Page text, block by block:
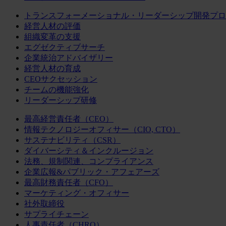
トランスフォーメーショナル・リーダーシップ開発プ
経営人材の評価
組織変革の支援
エグゼクティブサーチ
企業統治アドバイザリー
経営人材の育成
CEOサクセッション
チームの機能強化
リーダーシップ研修
最高経営責任者（CEO）
情報テクノロジーオフィサー（CIO, CTO）
サステナビリティ（CSR）
ダイバーシティ＆インクルージョン
法務、規制関連、コンプライアンス
企業広報&パブリック・アフェアーズ
最高財務責任者（CFO）
マーケティング・オフィサー
社外取締役
サプライチェーン